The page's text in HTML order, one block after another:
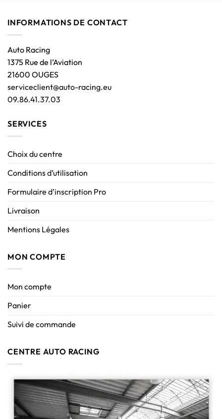
INFORMATIONS DE CONTACT
Auto Racing
1375 Rue de l’Aviation
21600 OUGES
serviceclient@auto-racing.eu
09.86.41.37.03
SERVICES
Choix du centre
Conditions d’utilisation
Formulaire d’inscription Pro
Livraison
Mentions Légales
MON COMPTE
Mon compte
Panier
Suivi de commande
CENTRE AUTO RACING